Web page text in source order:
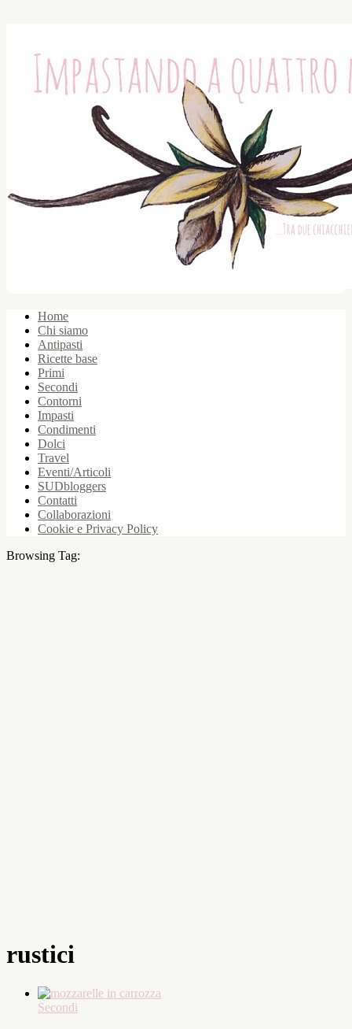
Home
Chi siamo
Antipasti
Ricette base
Primi
Secondi
Contorni
Impasti
Condimenti
Dolci
Travel
Eventi/Articoli
SUDbloggers
Contatti
Collaborazioni
Cookie e Privacy Policy
Browsing Tag:
rustici
Secondi